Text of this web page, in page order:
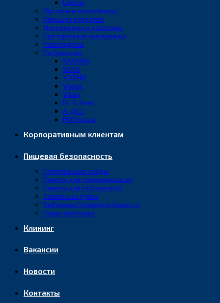
Щётки
Мусорные контейнеры
Моющие средства
Диспенсеры и дозаторы
Протирочные материалы
Распродажа
По брендам
SANARIA
SANA
YOZHIK
Vileda
Vikan
Dr. Schnell
А-ДЕЗ
PROtissue
Корпоративным клиентам
Пищевая безопасность
Питательные среды
Пакеты для гомогенизации
Пакеты для отбора проб
Тампоны и губки
Вебинары/тренинги/новости
Наши партнеры
Клининг
Вакансии
Новости
Контакты